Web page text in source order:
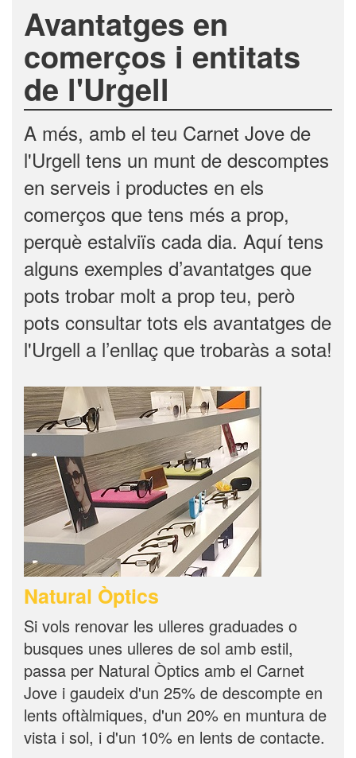
Avantatges en
comerços i entitats
de l'Urgell
A més, amb el teu Carnet Jove de
l'Urgell tens un munt de descomptes
en serveis i productes en els
comerços que tens més a prop,
perquè estalviïs cada dia. Aquí tens
alguns exemples d’avantatges que
pots trobar molt a prop teu, però
pots consultar tots els avantatges de
l'Urgell a l’enllaç que trobaràs a sota!
Natural Òptics
Si vols renovar les ulleres graduades o
busques unes ulleres de sol amb estil,
passa per Natural Òptics amb el Carnet
Jove i gaudeix d'un 25% de descompte en
lents oftàlmiques, d'un 20% en muntura de
vista i sol, i d'un 10% en lents de contacte.